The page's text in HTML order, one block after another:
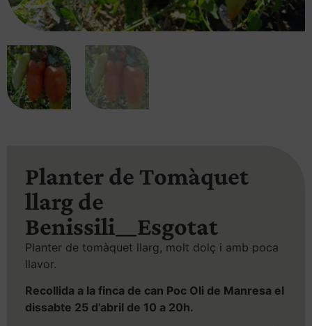
Planter de Tomàquet
llarg de
Benissili__Esgotat
Planter de tomàquet llarg, molt dolç i amb poca
llavor.
Recollida a la finca de can Poc Oli de Manresa el
dissabte 25 d’abril de 10 a 20h.